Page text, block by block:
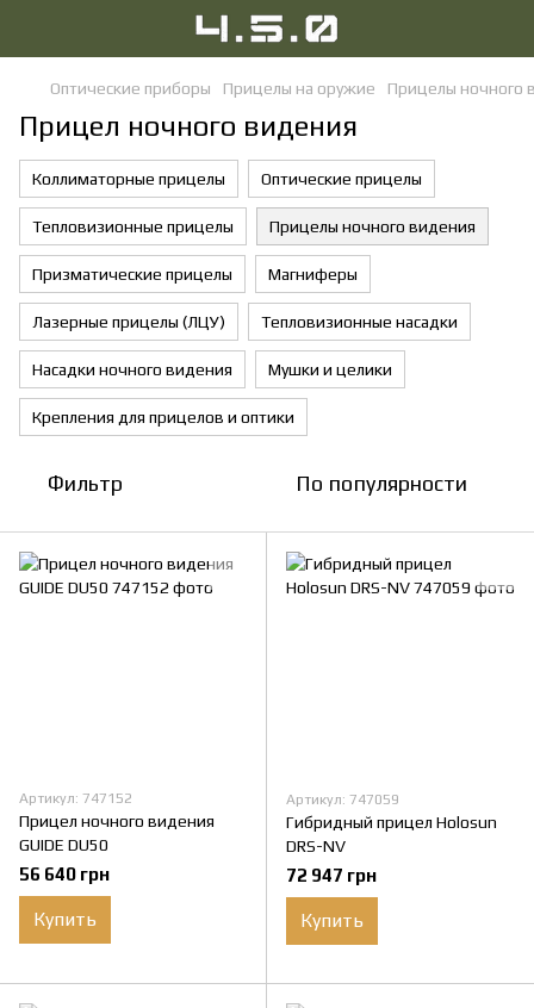
Оптические приборы Прицелы на оружие Прицелы ночного
Прицел ночного видения
Коллиматорные прицелы Оптические прицелы
Тепловизионные прицелы Прицелы ночного видения
Призматические прицелы Магниферы
Лазерные прицелы (ЛЦУ) Тепловизионные насадки
Насадки ночного видения Мушки и целики
Крепления для прицелов и оптики
Фильтр По популярности
Артикул: 747152
Прицел ночного видения
GUIDE DU50
56 640 грн
Купить
Артикул: 747059
Гибридный прицел Holosun
DRS-NV
72 947 грн
Купить